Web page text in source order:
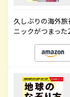
久しぶりの海外
ニックがつまっ